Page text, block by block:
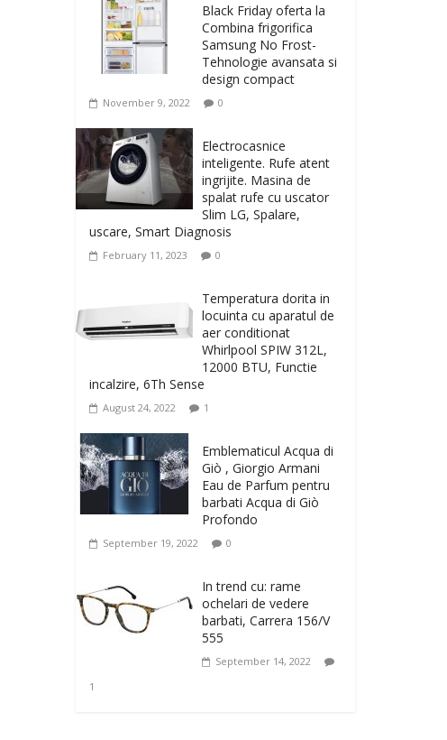
Black Friday oferta la
Combina frigorifica
Samsung No Frost-
Tehnologie avansata si
design compact
November 9, 2022 0
Electrocasnice
inteligente. Rufe atent
ingrijite. Masina de
spalat rufe cu uscator
Slim LG, Spalare,
uscare, Smart Diagnosis
February 11, 2023 0
Temperatura dorita in
locuinta cu aparatul de
aer conditionat
Whirlpool SPIW 312L,
12000 BTU, Functie
incalzire, 6Th Sense
August 24, 2022 1
Emblematicul Acqua di
Giò , Giorgio Armani
Eau de Parfum pentru
barbati Acqua di Giò
Profondo
September 19, 2022 0
In trend cu: rame
ochelari de vedere
barbati, Carrera 156/V
555
September 14, 2022
1